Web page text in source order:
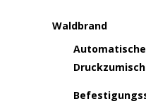
Waldbrand
Automatische